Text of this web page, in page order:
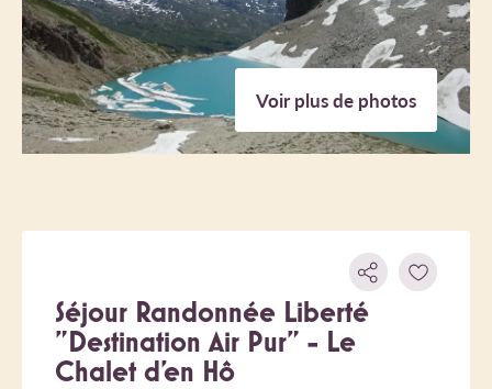
Voir plus de photos
Séjour Randonnée Liberté
"Destination Air Pur" - Le
Chalet d'en Hô